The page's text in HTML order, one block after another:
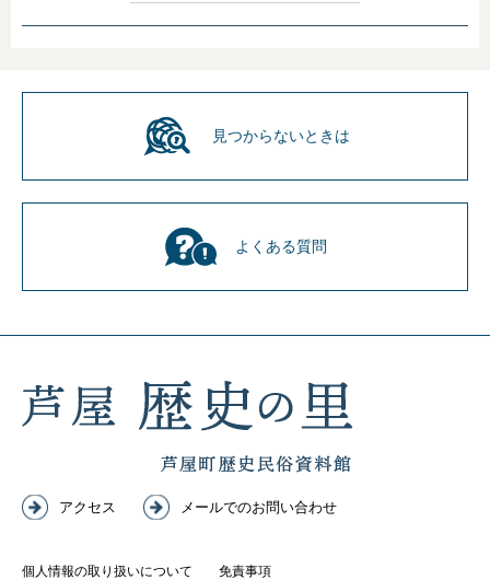
見つからないときは
よくある質問
アクセス メールでのお問い合わせ
個人情報の取り扱いについて 免責事項